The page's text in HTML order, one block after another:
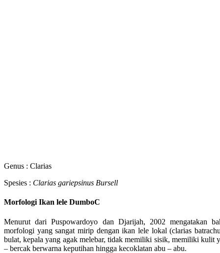
Genus : Clarias
Spesies : Clarias gariepsinus Bursell
Morfologi Ikan lele DumboC
Menurut dari Puspowardoyo dan Djarijah, 2002 mengatakan
morfologi yang sangat mirip dengan ikan lele lokal (clarias
bulat, kepala yang agak melebar, tidak memiliki sisik, memiliki kulit
– bercak berwarna keputihan hingga kecoklatan abu – abu.